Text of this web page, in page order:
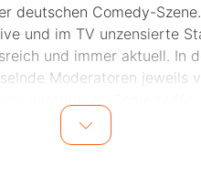
deutschen Comedy-
und im TV unzensierte
und immer aktuell. In
Moderatoren jeweils
Im August mit dabei: